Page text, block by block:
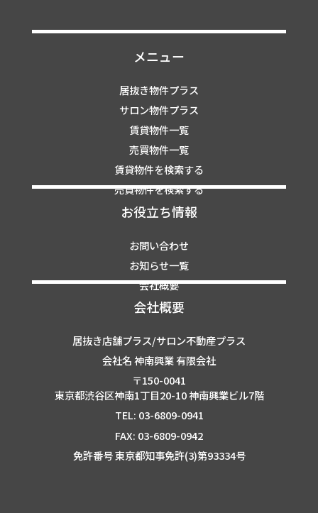
メニュー
居抜き物件プラス
サロン物件プラス
賃貸物件一覧
売買物件一覧
賃貸物件を検索する
売買物件を検索する
お役立ち情報
お問い合わせ
お知らせ一覧
会社概要
会社概要
居抜き店舗プラス/サロン不動産プラス
会社名 神南興業 有限会社
〒150-0041
東京都渋谷区神南1丁目20-10 神南興業ビル7階
TEL: 03-6809-0941
FAX: 03-6809-0942
免許番号 東京都知事免許(3)第93334号